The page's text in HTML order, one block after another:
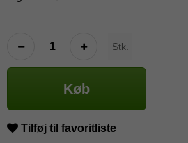
Stk.
Køb
Tilføj til favoritliste